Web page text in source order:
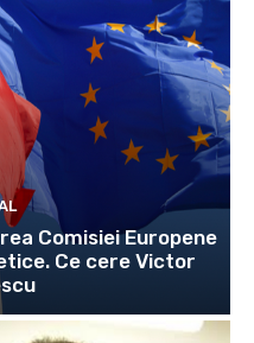
Comisiei Europene
Ce cere Victor